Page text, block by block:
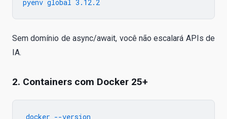
Sem domínio de async/await, você não escalará APIs de
IA.
2. Containers com Docker 25+